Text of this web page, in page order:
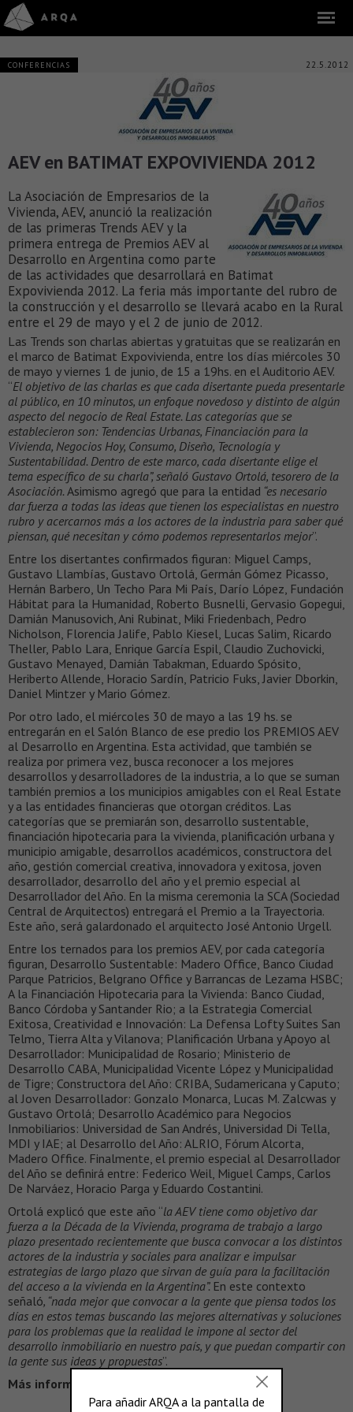
CONFERENCIAS 22.5.2012
AEV en BATIMAT EXPOVIVIENDA 2012
La Asociación de Empresarios de la
Vivienda, AEV, anunció la realización
de las primeras Trends AEV y la
primera entrega de Premios AEV al
Desarrollo en Argentina como parte
de las actividades que desarrollará en Batimat
Expovivienda 2012. La feria más importante del rubro de
la construcción y el desarrollo se llevará acabo en la Rural
entre el 29 de mayo y el 2 de junio de 2012.
Las Trends son charlas abiertas y gratuitas que se realizarán en
el marco de Batimat Expovivienda, entre los días miércoles 30
de mayo y viernes 1 de junio, de 15 a 19hs. en el Auditorio AEV.
“El objetivo de las charlas es que cada disertante pueda presentarle
al público, en 10 minutos, un enfoque novedoso y distinto de algún
aspecto del negocio de Real Estate. Las categorías que se
establecieron son: Tendencias Urbanas, Financiación para la
Vivienda, Negocios Hoy, Consumo, Diseño, Tecnología y
Sustentabilidad. Dentro de este marco, cada disertante elige el
tema específico de su charla”, señaló Gustavo Ortolá, tesorero de la
Asociación. Asimismo agregó que para la entidad “es necesario
dar fuerza a todas las ideas que tienen los especialistas en nuestro
rubro y acercarnos más a los actores de la industria para saber qué
piensan, qué necesitan y cómo podemos representarlos mejor”.
Entre los disertantes confirmados figuran: Miguel Camps,
Gustavo Llambías, Gustavo Ortolá, Germán Gómez Picasso,
Hernán Barbero, Un Techo Para Mi País, Darío López, Fundación
Hábitat para la Humanidad, Roberto Busnelli, Gervasio Gopegui,
Damián Manusovich, Ani Rubinat, Miki Friedenbach, Pedro
Nicholson, Florencia Jalife, Pablo Kiesel, Lucas Salim, Ricardo
Theller, Pablo Lara, Enrique García Espil, Claudio Zuchovicki,
Gustavo Menayed, Damián Tabakman, Eduardo Spósito,
Heriberto Allende, Horacio Sardín, Patricio Fuks, Javier Dborkin,
Daniel Mintzer y Mario Gómez.
Por otro lado, el miércoles 30 de mayo a las 19 hs. se
entregarán en el Salón Blanco de ese predio los PREMIOS AEV
al Desarrollo en Argentina. Esta actividad, que también se
realiza por primera vez, busca reconocer a los mejores
desarrollos y desarrolladores de la industria, a lo que se suman
también premios a los municipios amigables con el Real Estate
y a las entidades financieras que otorgan créditos. Las
categorías que se premiarán son, desarrollo sustentable,
financiación hipotecaria para la vivienda, planificación urbana y
municipio amigable, desarrollos académicos, constructora del
año, gestión comercial creativa, innovadora y exitosa, joven
desarrollador, desarrollo del año y el premio especial al
Desarrollador del Año. En la misma ceremonia la SCA (Sociedad
Central de Arquitectos) entregará el Premio a la Trayectoria.
Este año, será galardonado el arquitecto José Antonio Urgell.
Entre los ternados para los premios AEV, por cada categoría
figuran, Desarrollo Sustentable: Madero Office, Banco Ciudad
Parque Patricios, Belgrano Office y Barrancas de Lezama HSBC;
A la Financiación Hipotecaria para la Vivienda: Banco Ciudad,
Banco Córdoba y Santander Rio; a la Estrategia Comercial
Exitosa, Creatividad e Innovación: La Defensa Lofty Suites San
Telmo, Tierra Alta y Vilanova; Planificación Urbana y Apoyo al
Desarrollador: Municipalidad de Rosario; Ministerio de
Desarrollo CABA, Municipalidad Vicente López y Municipalidad
de Tigre; Constructora del Año: CRIBA, Sudamericana y Caputo;
al Joven Desarrollador: Gonzalo Monarca, Lucas M. Zalcwas y
Gustavo Ortolá; Desarrollo Académico para Negocios
Inmobiliarios: Universidad de San Andrés, Universidad Di Tella,
MDI y IAE; al Desarrollo del Año: ALRIO, Fórum Alcorta,
Madero Office. Finalmente, el premio especial al Desarrollador
del Año se definirá entre: Federico Weil, Miguel Camps, Carlos
De Narváez, Horacio Parga y Eduardo Costantini.
Ortolá explicó que este año “la AEV tiene como objetivo dar
fuerza a la Década de la Vivienda, programa de trabajo a largo
plazo presentado recientemente que busca convocar a los distintos
actores de la industria y sociales para analizar e impulsar
estrategias de largo plazo que sirvan de guía para la facilitación
del acceso a la vivienda en la Argentina”. En este contexto
señaló, “nada mejor que convocar a la gente que piensa todos los
días en estos temas buscando las mejores alternativas y soluciones
para los problemas que la realidad le impone al sector del
desarrollo inmobiliario en nuestro país, y que puedan compartir con
la gente sus ideas y propuestas”.
Más información >
http://www.aevivienda.org.ar/